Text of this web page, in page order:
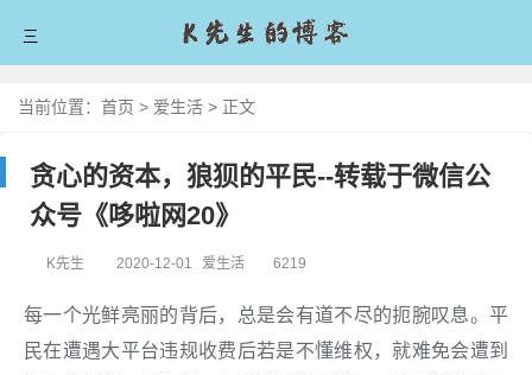
三
首页
爱分享
爱生活
爱拼搏
留言板
当前位置： 首页 > 爱生活 > 正文
贪心的资本，狼狈的平民--转载于微信公
众号《哆啦网20》
K先生 2020-12-01 爱生活 6219
每一个光鲜亮丽的背后，总是会有道不尽的扼腕叹息。平
民在遭遇大平台违规收费后若是不懂维权，就难免会遭到